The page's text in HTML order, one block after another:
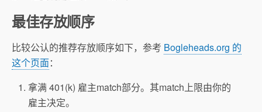
最佳存放顺序
比较公认的推荐存放顺序如下，参考 Bogleheads.org 的
这个页面：
拿满 401(k) 雇主match部分。其match上限由你的
雇主决定。